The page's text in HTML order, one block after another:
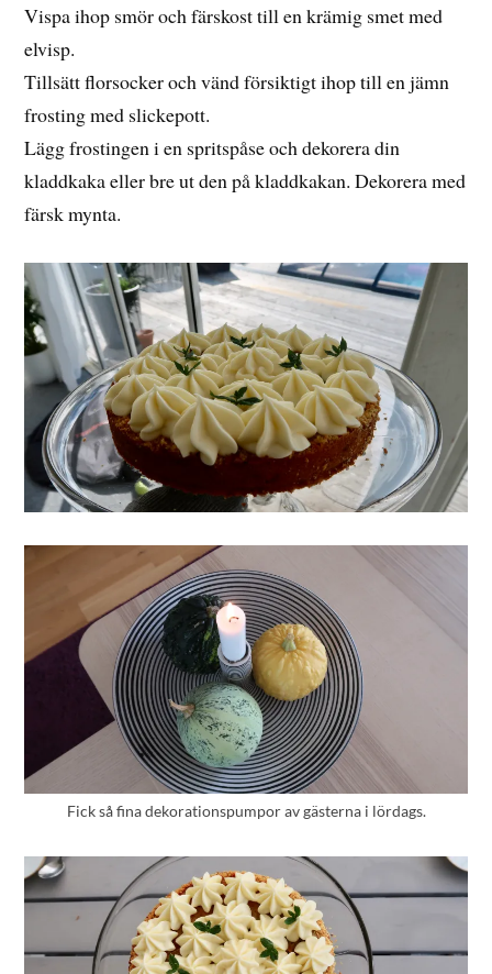
Vispa ihop smör och färskost till en krämig smet med
elvisp.
Tillsätt florsocker och vänd försiktigt ihop till en jämn
frosting med slickepott.
Lägg frostingen i en spritspåse och dekorera din
kladdkaka eller bre ut den på kladdkakan. Dekorera med
färsk mynta.
Fick så fina dekorationspumpor av gästerna i lördags.